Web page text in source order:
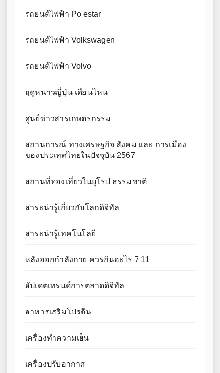
รถยนต์ไฟฟ้า Polestar
รถยนต์ไฟฟ้า Volkswagen
รถยนต์ไฟฟ้า Volvo
ฤดูหนาวญี่ปุ่น เดือนไหน
ศูนย์ข่าวสารเกษตรกรรม
สถานการณ์ ทางเศรษฐกิจ สังคม และ การเมือง
ของประเทศไทยในปัจจุบัน 2567
สถานที่ท่องเที่ยวในยุโรป ธรรมชาติ
สาระน่ารู้เกี่ยวกับโลกดิจิทัล
สาระน่ารู้เทคโนโลยี
หลังออกกําลังกาย ควรกินอะไร 7 11
อัปเดตเทรนด์การตลาดดิจิทัล
อาหารเสริมโปรตีน
เครื่องทำความเย็น
เครื่องปรับอากาศ